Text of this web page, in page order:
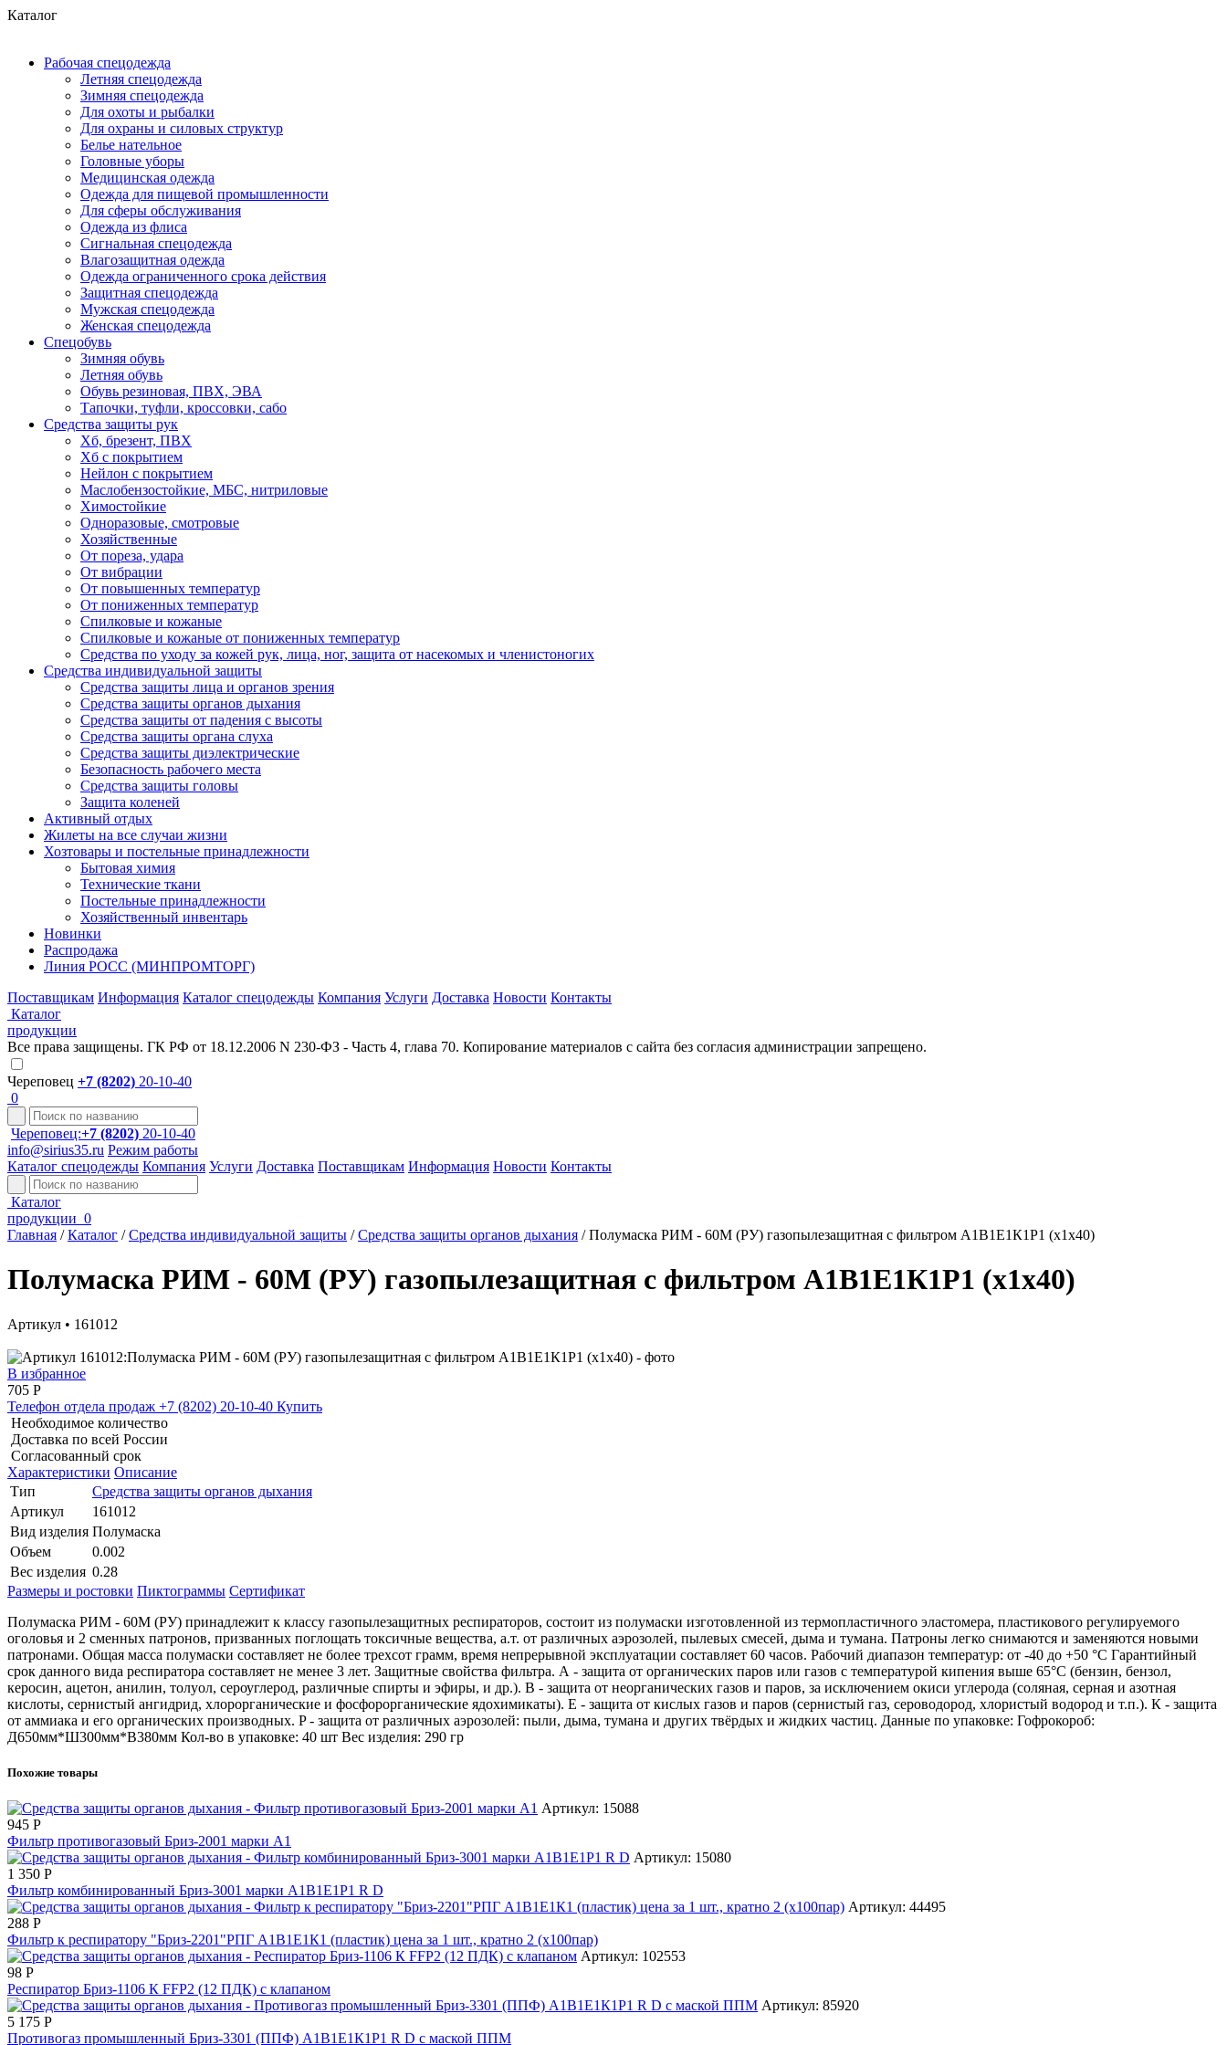
Каталог
Рабочая спецодежда
Летняя спецодежда
Зимняя спецодежда
Для охоты и рыбалки
Для охраны и силовых структур
Белье нательное
Головные уборы
Медицинская одежда
Одежда для пищевой промышленности
Для сферы обслуживания
Одежда из флиса
Сигнальная спецодежда
Влагозащитная одежда
Одежда ограниченного срока действия
Защитная спецодежда
Мужская спецодежда
Женская спецодежда
Спецобувь
Зимняя обувь
Летняя обувь
Обувь резиновая, ПВХ, ЭВА
Тапочки, туфли, кроссовки, сабо
Средства защиты рук
Хб, брезент, ПВХ
Хб с покрытием
Нейлон с покрытием
Маслобензостойкие, МБС, нитриловые
Химостойкие
Одноразовые, смотровые
Хозяйственные
От пореза, удара
От вибрации
От повышенных температур
От пониженных температур
Спилковые и кожаные
Спилковые и кожаные от пониженных температур
Средства по уходу за кожей рук, лица, ног, защита от насекомых и членистоногих
Средства индивидуальной защиты
Средства защиты лица и органов зрения
Средства защиты органов дыхания
Средства защиты от падения с высоты
Средства защиты органа слуха
Средства защиты диэлектрические
Безопасность рабочего места
Средства защиты головы
Защита коленей
Активный отдых
Жилеты на все случаи жизни
Хозтовары и постельные принадлежности
Бытовая химия
Технические ткани
Постельные принадлежности
Хозяйственный инвентарь
Новинки
Распродажа
Линия РОСС (МИНПРОМТОРГ)
Поставщикам Информация Каталог спецодежды Компания Услуги Доставка Новости Контакты
Каталог
продукции
Все права защищены. ГК РФ от 18.12.2006 N 230-ФЗ - Часть 4, глава 70. Копирование материалов с сайта без согласия администрации запрещено.
Череповец +7 (8202) 20-10-40
0
Череповец:+7 (8202) 20-10-40
info@sirius35.ru Режим работы
Каталог спецодежды Компания Услуги Доставка Поставщикам Информация Новости Контакты
Каталог
продукции 0
Главная / Каталог / Средства индивидуальной защиты / Средства защиты органов дыхания / Полумаска РИМ - 60М (РУ) газопылезащитная с фильтром А1В1Е1К1Р1 (х1х40)
Полумаска РИМ - 60М (РУ) газопылезащитная с фильтром А1В1Е1К1Р1 (х1х40)
Артикул • 161012
В избранное
705 Р
Телефон отдела продаж +7 (8202) 20-10-40 Купить
Необходимое количество
Доставка по всей России
Согласованный срок
Характеристики Описание
Тип
Средства защиты органов дыхания
Артикул
161012
Вид изделия Полумаска
Объем
0.002
Вес изделия 0.28
Размеры и ростовки Пиктограммы Сертификат
Полумаска РИМ - 60М (РУ) принадлежит к классу газопылезащитных респираторов, состоит из полумаски изготовленной из термопластичного эластомера, пластикового регулируемого
оголовья и 2 сменных патронов, призванных поглощать токсичные вещества, а.т. от различных аэрозолей, пылевых смесей, дыма и тумана. Патроны легко снимаются и заменяются новыми
патронами. Общая масса полумаски составляет не более трехсот грамм, время непрерывной эксплуатации составляет 60 часов. Рабочий диапазон температур: от -40 до +50 °С Гарантийный
срок данного вида респиратора составляет не менее 3 лет. Защитные свойства фильтра. А - защита от органических паров или газов с температурой кипения выше 65°C (бензин, бензол,
керосин, ацетон, анилин, толуол, сероуглерод, различные спирты и эфиры, и др.). В - защита от неорганических газов и паров, за исключением окиси углерода (соляная, серная и азотная
кислоты, сернистый ангидрид, хлорорганические и фосфорорганические ядохимикаты). Е - защита от кислых газов и паров (сернистый газ, сероводород, хлористый водород и т.п.). К - защита
от аммиака и его органических производных. P - защита от различных аэрозолей: пыли, дыма, тумана и других твёрдых и жидких частиц. Данные по упаковке: Гофрокороб:
Д650мм*Ш300мм*В380мм Кол-во в упаковке: 40 шт Вес изделия: 290 гр
Похожие товары
Артикул: 15088
945 Р
Фильтр противогазовый Бриз-2001 марки А1
Артикул: 15080
1 350 Р
Фильтр комбинированный Бриз-3001 марки А1В1Е1Р1 R D
Артикул: 44495
288 Р
Фильтр к респиратору "Бриз-2201"РПГ А1В1Е1К1 (пластик) цена за 1 шт., кратно 2 (х100пар)
Артикул: 102553
98 Р
Респиратор Бриз-1106 К FFP2 (12 ПДК) с клапаном
Артикул: 85920
5 175 Р
Противогаз промышленный Бриз-3301 (ППФ) А1В1Е1К1Р1 R D с маской ППМ